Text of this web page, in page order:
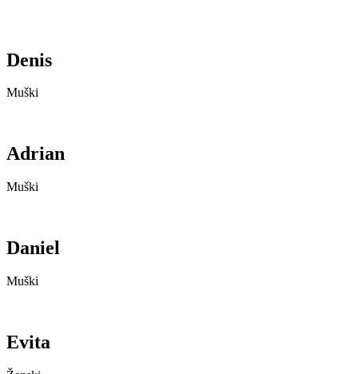
Denis
Muški
Adrian
Muški
Daniel
Muški
Evita